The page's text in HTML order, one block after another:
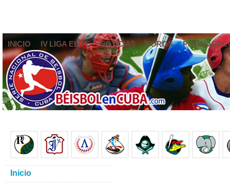
INICIO IV LIGA ELITE NOTICIAS FOROS
Inicio